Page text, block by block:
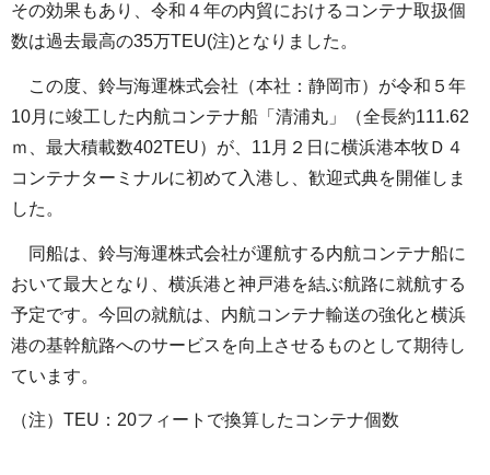
その効果もあり、令和４年の内貿におけるコンテナ取扱個
数は過去最高の35万TEU(注)となりました。
この度、鈴与海運株式会社（本社：静岡市）が令和５年
10月に竣工した内航コンテナ船「清浦丸」（全長約111.62
ｍ、最大積載数402TEU）が、11月２日に横浜港本牧Ｄ４
コンテナターミナルに初めて入港し、歓迎式典を開催しま
した。
同船は、鈴与海運株式会社が運航する内航コンテナ船に
おいて最大となり、横浜港と神戸港を結ぶ航路に就航する
予定です。今回の就航は、内航コンテナ輸送の強化と横浜
港の基幹航路へのサービスを向上させるものとして期待し
ています。
（注）TEU：20フィートで換算したコンテナ個数